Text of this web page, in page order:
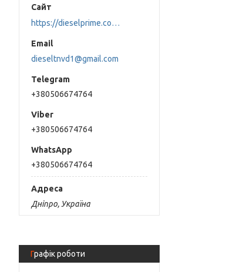
https://dieselprime.com.ua/
dieseltnvd1@gmail.com
+380506674764
+380506674764
+380506674764
Дніпро, Україна
Графік роботи